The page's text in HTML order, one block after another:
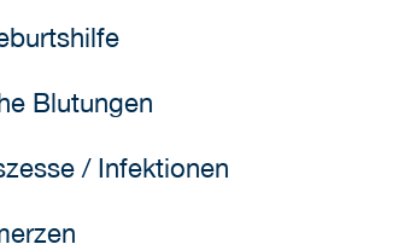
Blutungen
/ Infektionen